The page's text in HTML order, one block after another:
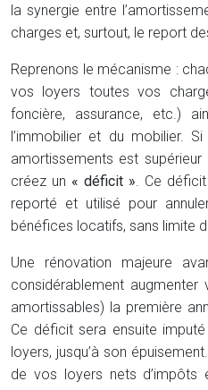
la synergie entre
charges et, surtout, le report
Reprenons le mécanisme :
vos loyers toutes vos
foncière, assurance, etc.)
l’immobilier et du mobilier.
amortissements est
créez un « déficit ». Ce
reporté et utilisé pour
bénéfices locatifs, sans limite
Une rénovation majeure
considérablement
amortissables) la première
Ce déficit sera ensuite
loyers, jusqu’à son
de vos loyers nets d’impôts